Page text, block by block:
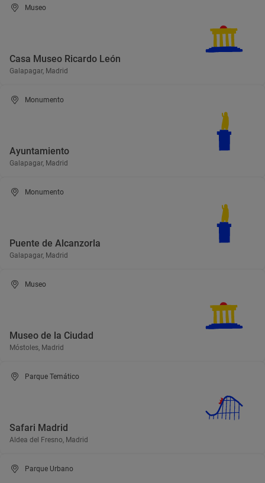
Museo
Casa Museo Ricardo León
Galapagar, Madrid
Monumento
Ayuntamiento
Galapagar, Madrid
Monumento
Puente de Alcanzorla
Galapagar, Madrid
Museo
Museo de la Ciudad
Móstoles, Madrid
Parque Temático
Safari Madrid
Aldea del Fresno, Madrid
Parque Urbano